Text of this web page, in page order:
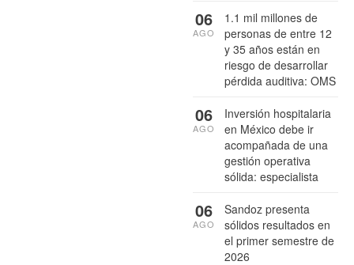
1.1 mil millones de
personas de entre 12
y 35 años están en
riesgo de desarrollar
pérdida auditiva: OMS
06
AGO
Inversión hospitalaria
en México debe ir
acompañada de una
gestión operativa
sólida: especialista
06
AGO
Sandoz presenta
sólidos resultados en
el primer semestre de
2026
06
AGO